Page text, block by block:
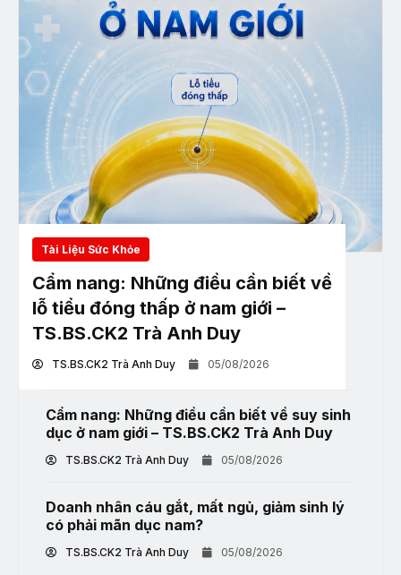
Tài Liệu Sức Khỏe
Cẩm nang: Những điều cần biết về
lỗ tiểu đóng thấp ở nam giới –
TS.BS.CK2 Trà Anh Duy
TS.BS.CK2 Trà Anh Duy 05/08/2026
Cẩm nang: Những điều cần biết về suy sinh
dục ở nam giới – TS.BS.CK2 Trà Anh Duy
TS.BS.CK2 Trà Anh Duy 05/08/2026
Doanh nhân cáu gắt, mất ngủ, giảm sinh lý
có phải mãn dục nam?
TS.BS.CK2 Trà Anh Duy 05/08/2026